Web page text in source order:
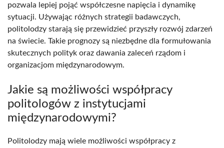
pozwala lepiej pojąć współczesne napięcia i dynamikę
sytuacji. Używając różnych strategii badawczych,
politolodzy starają się przewidzieć przyszły rozwój zdarzeń
na świecie. Takie prognozy są niezbędne dla formułowania
skutecznych polityk oraz dawania zaleceń rządom i
organizacjom międzynarodowym.
Jakie są możliwości współpracy
politologów z instytucjami
międzynarodowymi?
Politolodzy mają wiele możliwości współpracy z